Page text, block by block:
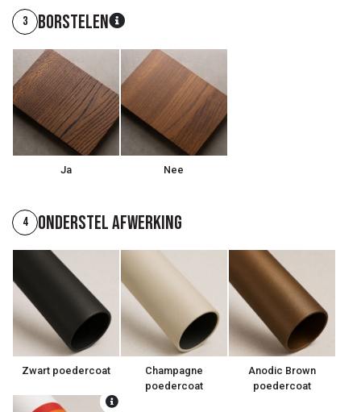
3 Borstelen
Ja Nee
4 Onderstel afwerking
Zwart poedercoat
Champagne
poedercoat
Anodic Brown
poedercoat